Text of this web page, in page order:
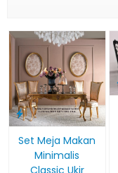
Set Meja Makan
Minimalis
Classic Ukir